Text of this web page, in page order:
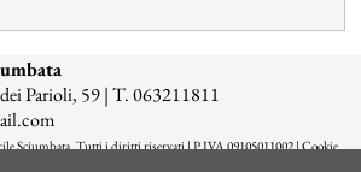
Parioli, 59 | T. 063211811
Sciumbata. Tutti i diritti riservati | P.IVA 09105011002 |Cookie